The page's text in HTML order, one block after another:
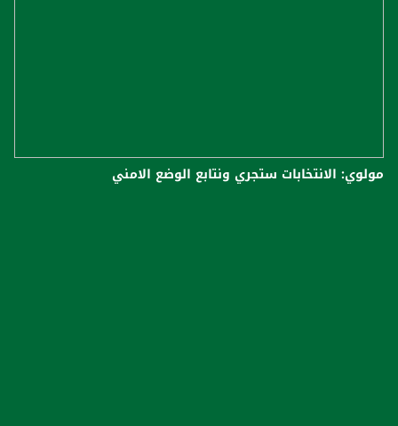
مولوي: الانتخابات ستجري ونتابع الوضع الامني